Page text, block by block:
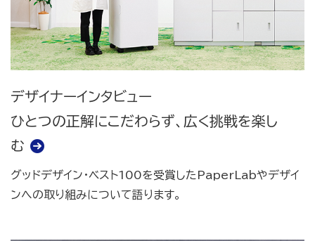
デザイナーインタビュー
ひとつの正解にこだわらず、広く挑戦を楽し
む
グッドデザイン・ベスト100を受賞したPaperLabやデザイ
ンへの取り組みについて語ります。